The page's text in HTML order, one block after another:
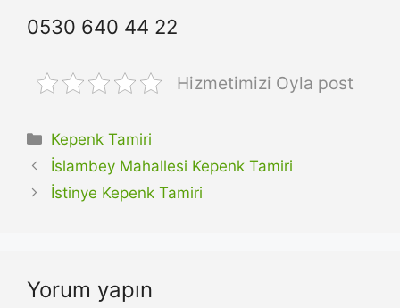
0530 640 44 22
Hizmetimizi Oyla post
Kategoriler
Kepenk Tamiri
İslambey Mahallesi Kepenk Tamiri
İstinye Kepenk Tamiri
Yorum yapın